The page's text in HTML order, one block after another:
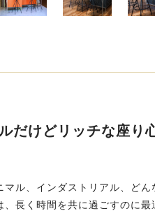
だけどリッチな座り
ル、インダストリアル、ど
長く時間を共に過ごすのに最